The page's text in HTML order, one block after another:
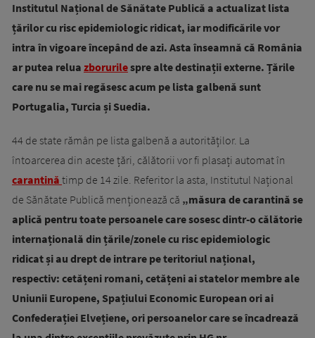
Institutul Național de Sănătate Publică a actualizat lista
țărilor cu risc epidemiologic ridicat, iar modificările vor
intra în vigoare începând de azi. Asta înseamnă că România
ar putea relua zborurilespre alte destinații externe. Țările
care nu se mai regăsesc acum pe lista galbenă sunt
Portugalia, Turcia și Suedia.
44 de state rămân pe lista galbenă a autorităților. La
întoarcerea din aceste țări, călătorii vor fi plasați automat în
carantină timp de 14 zile. Referitor la asta, Institutul Național
de Sănătate Publică menționează că „măsura de carantină se
aplică pentru toate persoanele care sosesc dintr-o călătorie
internațională din țările/zonele cu risc epidemiologic
ridicatși au drept de intrare pe teritoriul național,
respectiv: cetățeni romani, cetățeni ai statelor membre ale
Uniunii Europene, Spațiului Economic European ori ai
Confederației Elvețiene, ori persoanelor care se încadrează